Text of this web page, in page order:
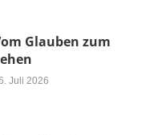
Glauben zum
Juli 2026